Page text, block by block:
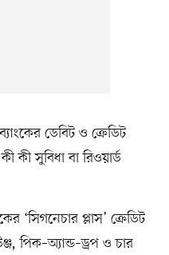
ডেবিট ও ক্রেডিট
কী সুবিধা বা রিওয়ার্ড
‘সিগনেচার প্লাস’ ক্রেডিট
পিক–অ্যান্ড–ড্রপ ও চার